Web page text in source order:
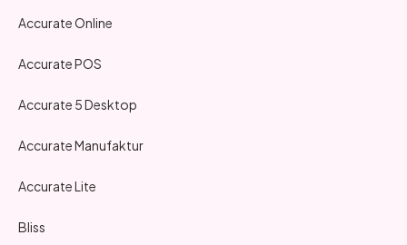
Accurate Online
Accurate POS
Accurate 5 Desktop
Accurate Manufaktur
Accurate Lite
Bliss